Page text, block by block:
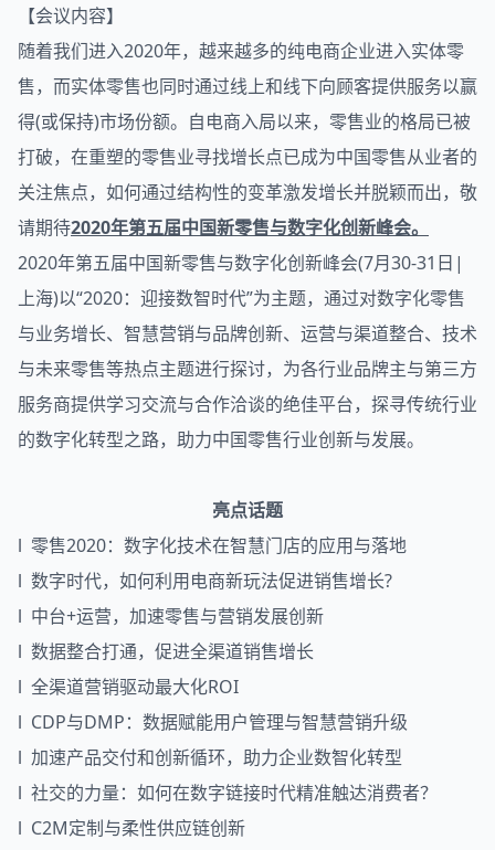
【会议内容】
随着我们进入2020年，越来越多的纯电商企业进入实体零
售，而实体零售也同时通过线上和线下向顾客提供服务以赢
得(或保持)市场份额。自电商入局以来， 零售业的格局已被
打破，在重塑的零售业寻找增长点已成为中国零售从业者的
关注焦点，如何通过结构性的变革激发增长并脱颖而出，敬
请期待2020年第五届中国新零售与数字化创新峰会。
2020年第五届中国新零售与数字化创新峰会(7月30-31日|
上海)以“2020：迎接数智时代”为主题，通过对数字化零售
与业务增长、 智慧营销与品牌创新、运营与渠道整合、技术
与未来零售等热点主题进行探讨，为各行业品牌主与第三方
服务商提供学习交流与合作洽谈的绝佳平台，探寻传统行业
的数字化转型之路，助力中国零售行业创新与发展。
亮点话题
l 零售2020：数字化技术在智慧门店的应用与落地
l 数字时代，如何利用电商新玩法促进销售增长?
l 中台+运营，加速零售与营销发展创新
l 数据整合打通，促进全渠道销售增长
l 全渠道营销驱动最大化ROI
l CDP与DMP：数据赋能用户管理与智慧营销升级
l 加速产品交付和创新循环，助力企业数智化转型
l 社交的力量：如何在数字链接时代精准触达消费者？
l C2M定制与柔性供应链创新